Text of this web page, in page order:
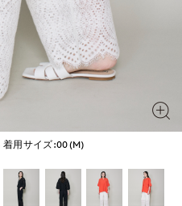
着用サイズ:00(M)